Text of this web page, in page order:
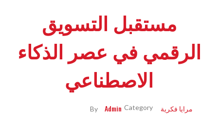
مستقبل التسويق
الرقمي في عصر الذكاء
الاصطناعي
By Admin مرايا فكرية